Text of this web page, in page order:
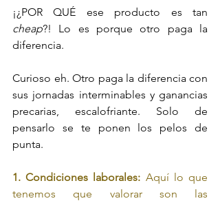
cheap?! Lo es porque otro paga la
diferencia.
Curioso eh. Otro paga la diferencia con
sus jornadas interminables y ganancias
precarias, escalofriante. Solo de
pensarlo se te ponen los pelos de
punta.
1. Condiciones laborales: Aquí lo que
tenemos que valorar son las